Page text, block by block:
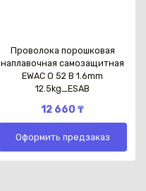
Проволока порошковая
наплавочная самозащитная
EWAC O 52 B 1.6mm
12.5kg_ESAB
12 660 ₸
Оформить предзаказ